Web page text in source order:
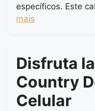
específicos. Este
mais
Disfruta
Country
Celular